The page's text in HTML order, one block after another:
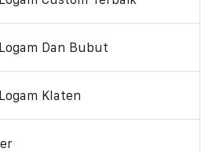
Dan Bubut
Klaten